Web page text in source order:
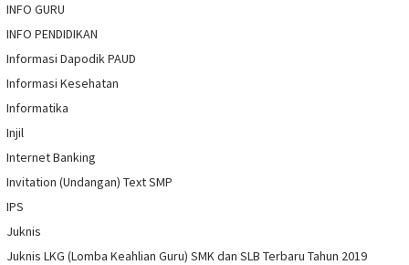
INFO GURU
INFO PENDIDIKAN
Informasi Dapodik PAUD
Informasi Kesehatan
Informatika
Injil
Internet Banking
Invitation (Undangan) Text SMP
IPS
Juknis
Juknis LKG (Lomba Keahlian Guru) SMK dan SLB Terbaru Tahun 2019